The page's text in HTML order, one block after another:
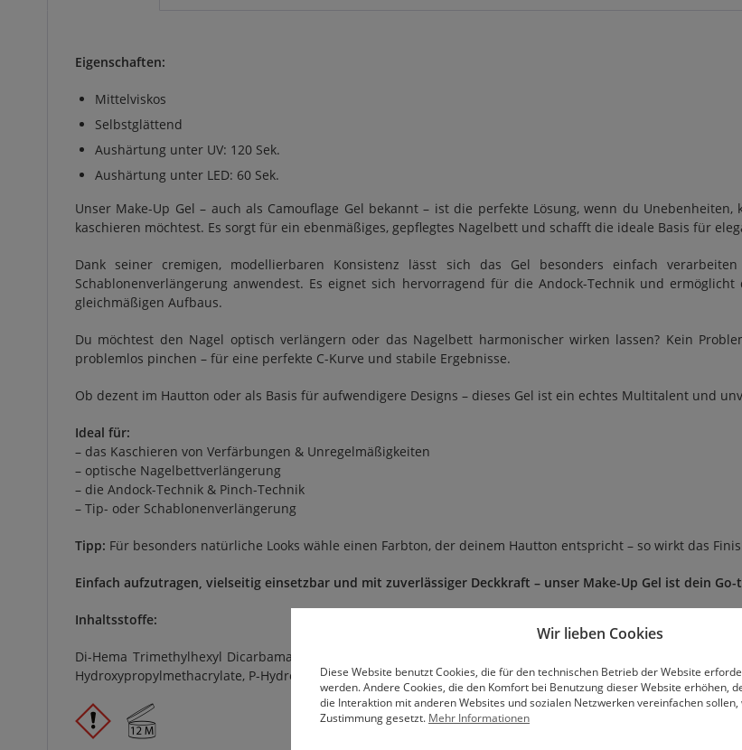
Eigenschaften:
Mittelviskos
Selbstglättend
Aushärtung unter UV: 120 Sek.
Aushärtung unter LED: 60 Sek.
Unser Make-Up Gel – auch als Camouflage Gel bekannt – ist die perfekte Lösung, wenn du
kaschieren möchtest. Es sorgt für ein ebenmäßiges, gepflegtes Nagelbett und schafft die ideale Basis für
Dank seiner cremigen, modellierbaren Konsistenz lässt sich das Gel besonders einfach
Schablonenverlängerung anwendest. Es eignet sich hervorragend für die Andock-Technik und
gleichmäßigen Aufbaus.
Du möchtest den Nagel optisch verlängern oder das Nagelbett harmonischer wirken lassen? Kein
problemlos pinchen – für eine perfekte C-Kurve und stabile Ergebnisse.
Ob dezent im Hautton oder als Basis für aufwendigere Designs – dieses Gel ist ein echtes Multitalent und
Ideal für:
– das Kaschieren von Verfärbungen & Unregelmäßigkeiten
– optische Nagelbettverlängerung
– die Andock-Technik & Pinch-Technik
– Tip- oder Schablonenverlängerung
Tipp: Für besonders natürliche Looks wähle einen Farbton, der deinem Hautton entspricht – so wirkt das
Einfach aufzutragen, vielseitig einsetzbar und mit zuverlässiger Deckkraft – unser Make-Up Gel ist dein
Inhaltsstoffe:
Di-Hema Trimethylhexyl Dicarbamate, Urethaneacrylate Oligomer, Aliphatic Urethane Triacrylate,
Hydroxypropylmethacrylate, P-Hydroxyanisole, CI 77891, CI 77947, CI 77120, CI 77491, CI 77007, CI 77742, CI
Wir lieben Cookies
Diese Website benutzt Cookies, die für den technischen Betrieb der Website
werden. Andere Cookies, die den Komfort bei Benutzung dieser Website erhöhen,
die Interaktion mit anderen Websites und sozialen Netzwerken vereinfachen
Zustimmung gesetzt. Mehr Informationen